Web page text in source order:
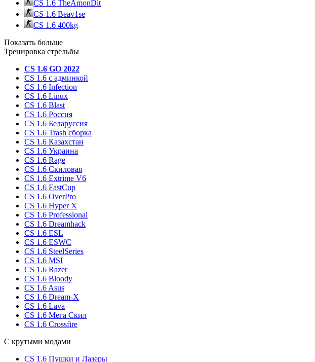
CS 1.6 TheAmonDit
CS 1.6 Beav1se
CS 1.6 400kg
Показать больше
Тренировка стрельбы
CS 1.6 GO 2022
CS 1.6 с админкой
CS 1.6 Infection
CS 1.6 Linux
CS 1.6 Blast
CS 1.6 Россия
CS 1.6 Беларуссия
CS 1.6 Trash сборка
CS 1.6 Казахстан
CS 1.6 Украина
CS 1.6 Rage
CS 1.6 Скиловая
CS 1.6 Extrime V6
CS 1.6 FastCup
CS 1.6 OverPro
CS 1.6 Hyper X
CS 1.6 Professional
CS 1.6 Dreamhack
CS 1.6 ESL
CS 1.6 ESWC
CS 1.6 SteelSeries
CS 1.6 MSI
CS 1.6 Razer
CS 1.6 Bloody
CS 1.6 Asus
CS 1.6 Dream-X
CS 1.6 Lava
CS 1.6 Мега Скил
CS 1.6 Crossfire
С крутыми модами
CS 1.6 Пушки и Лазеры